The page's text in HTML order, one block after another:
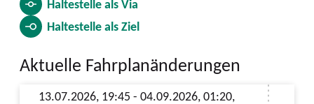
Haltestelle alsVia
Haltestelle alsZiel
Aktuelle Fahrplanänderungen
13.07.2026, 19:45 - 04.09.2026, 01:20,